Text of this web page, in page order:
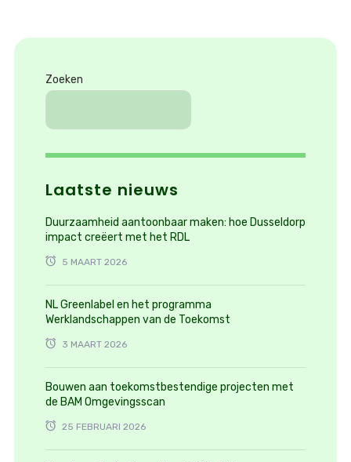
Zoeken
Laatste nieuws
Duurzaamheid aantoonbaar maken: hoe Dusseldorp
impact creëert met het RDL
5 MAART 2026
NL Greenlabel en het programma
Werklandschappen van de Toekomst
3 MAART 2026
Bouwen aan toekomstbestendige projecten met
de BAM Omgevingsscan
25 FEBRUARI 2026